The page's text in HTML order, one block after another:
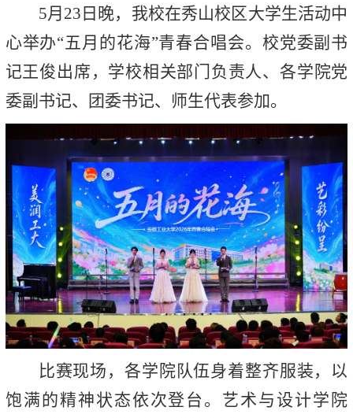
5月23日晚，我校在秀山校区大学生活动中
心举办“五月的花海”青春合唱会。校党委副书
记王俊出席，学校相关部门负责人、各学院党
委副书记、团委书记、师生代表参加。
比赛现场，各学院队伍身着整齐服装，以
饱满的精神状态依次登台。艺术与设计学院